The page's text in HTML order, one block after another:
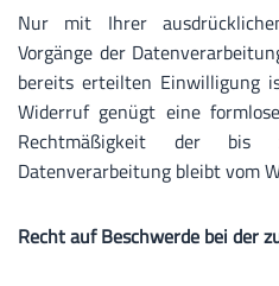
Nur mit Ihrer
Vorgänge der
bereits erteilten Einwilligung
Widerruf genügt eine
Rechtmäßigkeit der bis
Datenverarbeitung bleibt vom
Recht auf Beschwerde bei der